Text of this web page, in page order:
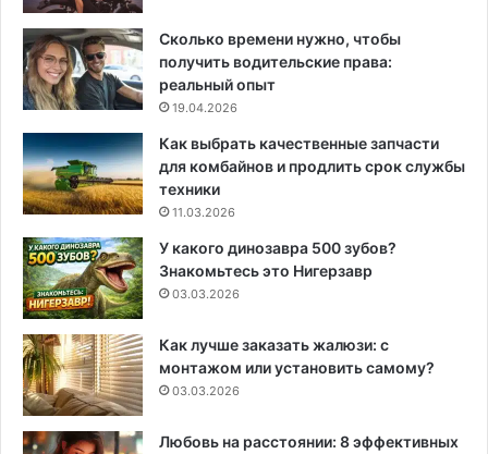
Сколько времени нужно, чтобы
получить водительские права:
реальный опыт
19.04.2026
Как выбрать качественные запчасти
для комбайнов и продлить срок службы
техники
11.03.2026
У какого динозавра 500 зубов?
Знакомьтесь это Нигерзавр
03.03.2026
Как лучше заказать жалюзи: с
монтажом или установить самому?
03.03.2026
Любовь на расстоянии: 8 эффективных